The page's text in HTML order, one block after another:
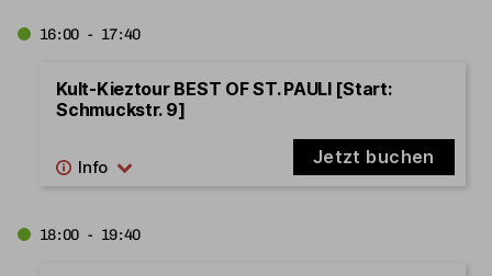
16:00 - 17:40
Kult-Kieztour BEST OF ST. PAULI [Start:
Schmuckstr. 9]
Jetzt buchen
18:00 - 19:40